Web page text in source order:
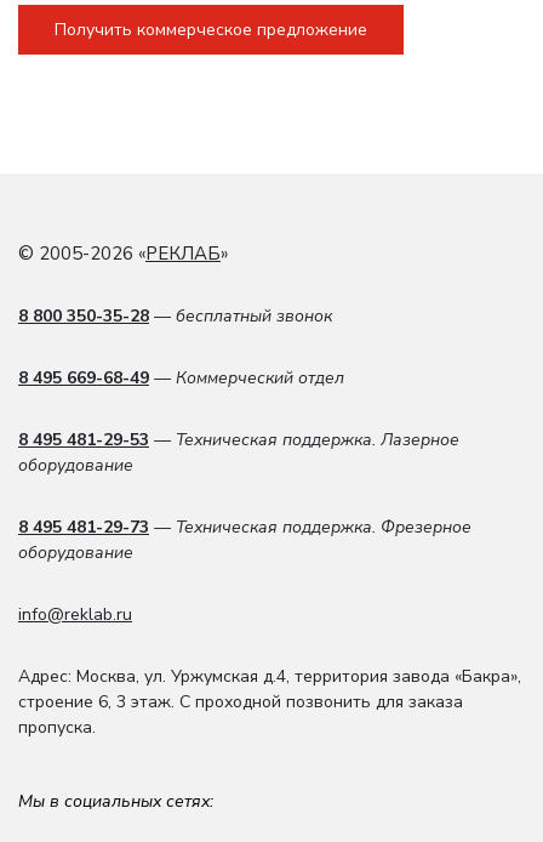
Получить коммерческое предложение
© 2005-2026 «РЕКЛАБ»
8 800 350-35-28 — бесплатный звонок
8 495 669-68-49 — Коммерческий отдел
8 495 481-29-53 — Техническая поддержка. Лазерное
оборудование
8 495 481-29-73 — Техническая поддержка. Фрезерное
оборудование
info@reklab.ru
Адрес: Москва, ул. Уржумская д.4, территория завода «Бакра»,
строение 6, 3 этаж. С проходной позвонить для заказа
пропуска.
Мы в социальных сетях: